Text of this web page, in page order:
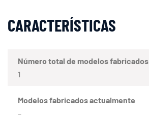
CARACTERÍSTICAS
Número total de modelos fabricados
1
Modelos fabricados actualmente
–